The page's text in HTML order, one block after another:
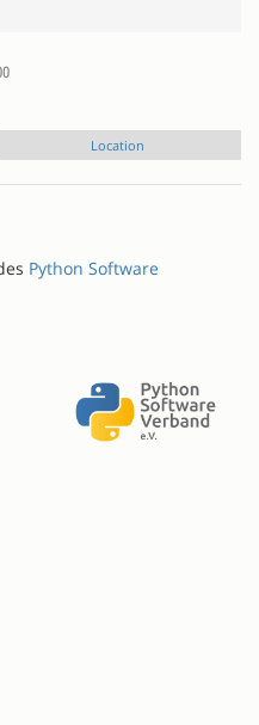
Location
Python Software